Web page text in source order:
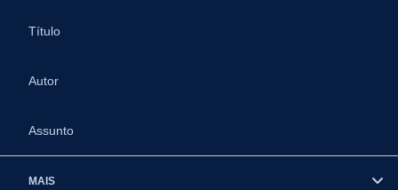
Título
Autor
Assunto
MAIS